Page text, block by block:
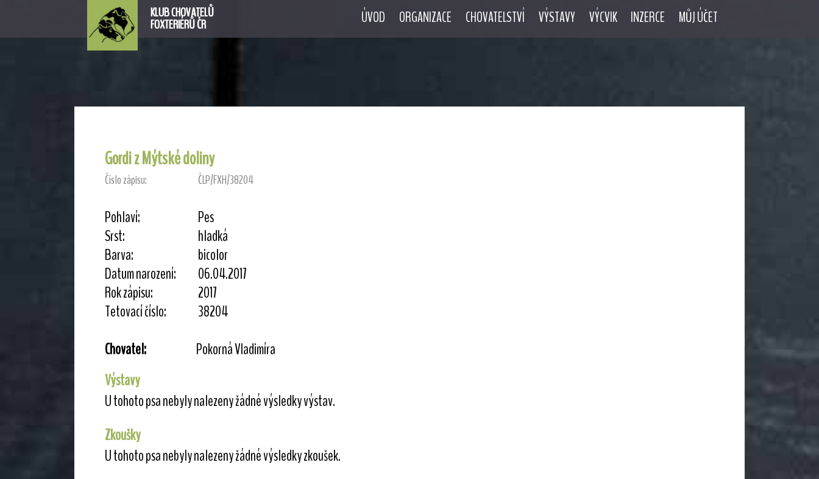
KLUB CHOVATELŮ
FOXTERIÉRŮ ČR ÚVOD ORGANIZACE CHOVATELSTVÍ VÝSTAVY VÝCVIK INZERCE MŮJ ÚČET
Gordi z Mýtské doliny
Číslo zápisu: ČLP/FXH/38204
Pohlaví:
Pes
Srst:
hladká
Barva:
bicolor
Datum narození:
06.04.2017
Rok zápisu:
2017
Tetovací číslo:
38204
Chovatel:
Pokorná Vladimíra
Výstavy
U tohoto psa nebyly nalezeny žádné výsledky výstav.
Zkoušky
U tohoto psa nebyly nalezeny žádné výsledky zkoušek.